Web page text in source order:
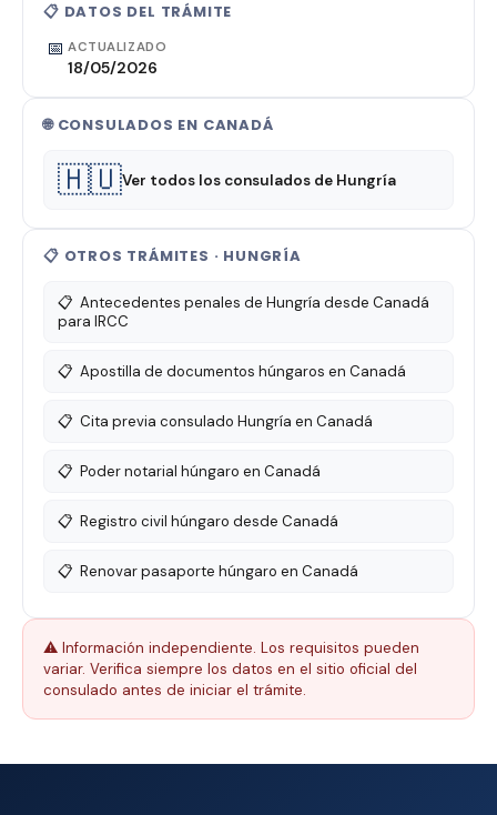
📋 DATOS DEL TRÁMITE
📅 ACTUALIZADO
18/05/2026
🌐 CONSULADOS EN CANADÁ
🇭🇺Ver todos los consulados de Hungría
📋 OTROS TRÁMITES · HUNGRÍA
📋 Antecedentes penales de Hungría desde Canadá
para IRCC
📋 Apostilla de documentos húngaros en Canadá
📋 Cita previa consulado Hungría en Canadá
📋 Poder notarial húngaro en Canadá
📋 Registro civil húngaro desde Canadá
📋 Renovar pasaporte húngaro en Canadá
⚠️ Información independiente. Los requisitos pueden
variar. Verifica siempre los datos en el sitio oficial del
consulado antes de iniciar el trámite.